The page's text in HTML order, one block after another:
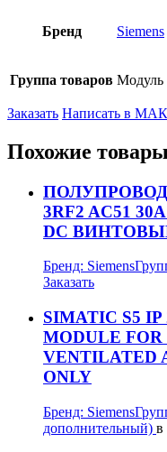
Бренд Siemens
Группа товаров Модуль
Заказать Написать в
Похожие товары
3RF2 AC51
DC
Бренд: Siemens
Заказать
SIMATIC S5
MODULE FOR
VENTILATED
ONLY
Бренд: Siemens
дополнительный) в